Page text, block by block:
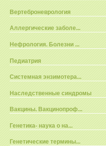
Вертеброневрология
Аллергические заболе...
Нефрология. Болезни ...
Педиатрия
Системная энзимотера...
Наследственные синдромы
Вакцины. Вакцинопроф...
Генетика- наука о на...
Генетические термины...